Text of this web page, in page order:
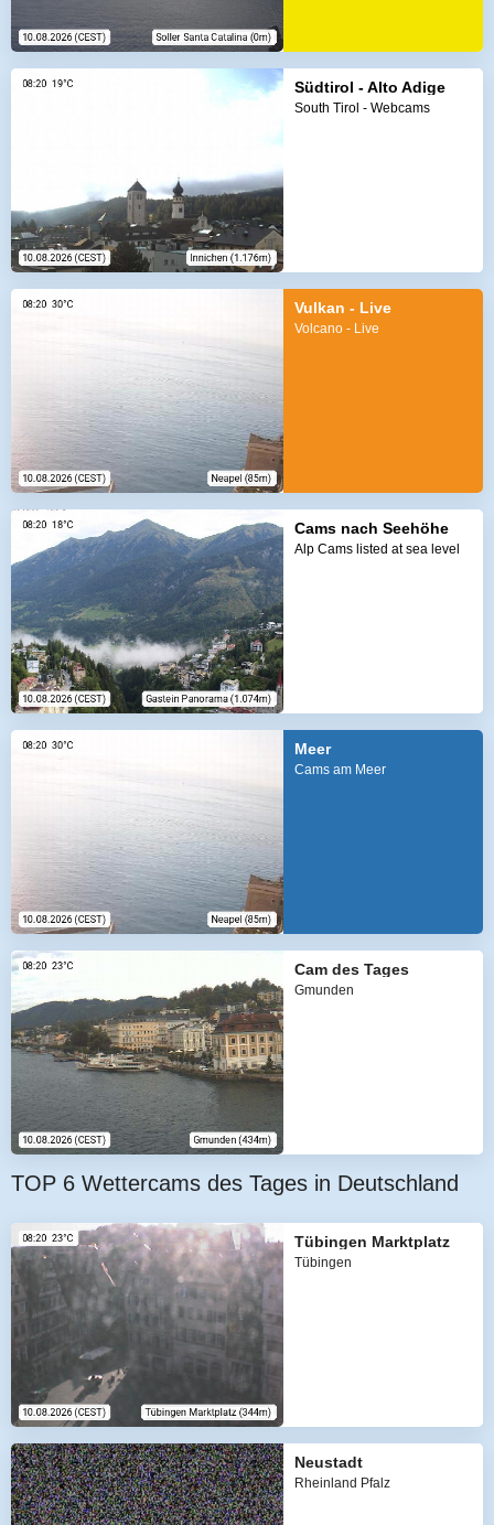
Südtirol - Alto Adige
South Tirol - Webcams
Vulkan - Live
Volcano - Live
Cams nach Seehöhe
Alp Cams listed at sea level
Meer
Cams am Meer
Cam des Tages
Gmunden
TOP 6 Wettercams des Tages in Deutschland
Tübingen Marktplatz
Tübingen
Neustadt
Rheinland Pfalz